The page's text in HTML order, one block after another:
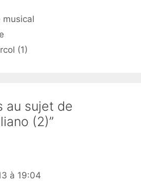
musical
(1)
au sujet de
(2)”
à 19:04